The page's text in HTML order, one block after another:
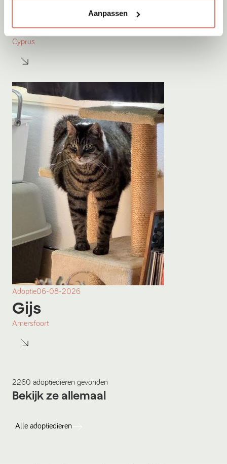
Aanpassen
Jumby
Cyprus
Adoptie06-08-2026
Gijs
Amersfoort
2260 adoptiedieren gevonden
Bekijk ze allemaal
Alle adoptiedieren